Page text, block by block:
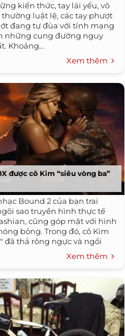
kiến thức, tay lái yếu, vô
thường luật lệ, các tay phượt
đang tự đùa với tính mạng
những cung đường nguy
Khoảng...
Xem thêm
được cô Kim “siêu vòng ba”
Bound 2 của bạn trai
sao truyền hình thực tế
cũng góp mặt với hình
bỏng. Trong đó, cô Kim
đã thả rông ngực và ngồi
Xem thêm